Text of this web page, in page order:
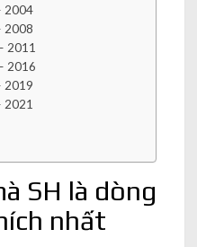
2004
2008
2011
2016
2019
2021
SH là dòng
nhất